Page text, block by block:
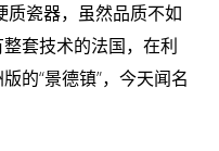
瓷器，虽然品质不如
套技术的法国，在利
的“景德镇”，今天闻名